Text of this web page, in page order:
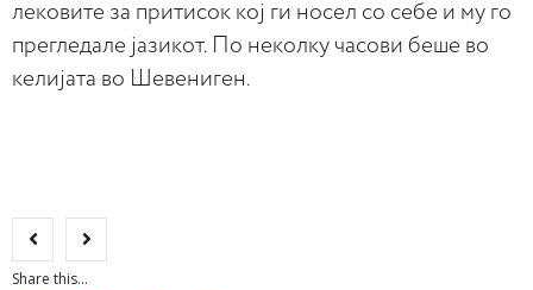
лековите за притисок кој ги носел со себе и му го
прегледале јазикот. По неколку часови беше во
келијата во Шевениген.
Share this...